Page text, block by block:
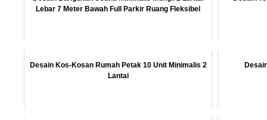
Lebar 7 Meter Bawah Full Parkir Ruang Fleksibel
Desain Kos-Kosan Rumah Petak 10 Unit Minimalis 2
Lantai